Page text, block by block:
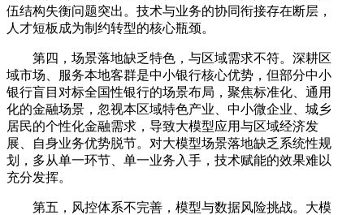
伍结构失衡问题突出。技术与业务的协同衔接存在断层，
人才短板成为制约转型的核心瓶颈。
第四，场景落地缺乏特色，与区域需求不符。深耕区
域市场、服务本地客群是中小银行核心优势，但部分中小
银行盲目对标全国性银行的场景布局，聚焦标准化、通用
化的金融场景，忽视本区域特色产业、中小微企业、城乡
居民的个性化金融需求，导致大模型应用与区域经济发
展、自身业务优势脱节。对大模型场景落地缺乏系统性规
划，多从单一环节、单一业务入手，技术赋能的效果难以
充分发挥。
第五，风控体系不完善，模型与数据风险挑战。大模